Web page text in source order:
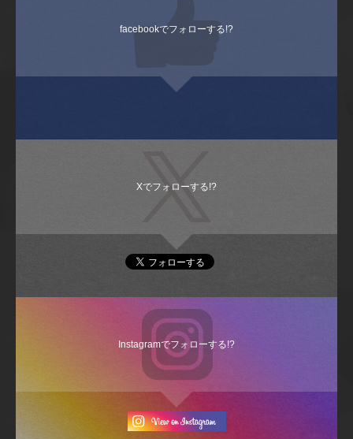
facebookでフォローする!?
Xでフォローする!?
Instagramでフォローする!?